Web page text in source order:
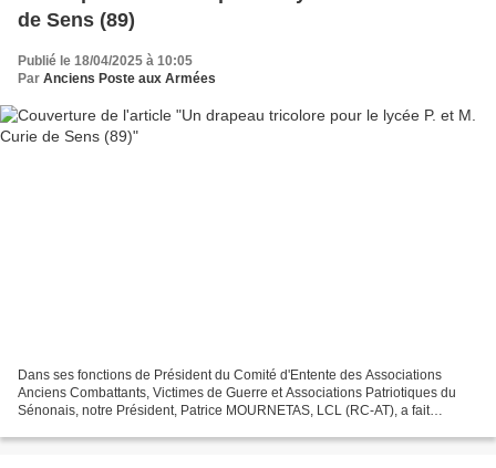
de Sens (89)
Publié le 18/04/2025 à 10:05
Par Anciens Poste aux Armées
Dans ses fonctions de Président du Comité d'Entente des Associations
Anciens Combattants, Victimes de Guerre et Associations Patriotiques du
Sénonais, notre Président, Patrice MOURNETAS, LCL (RC-AT), a fait